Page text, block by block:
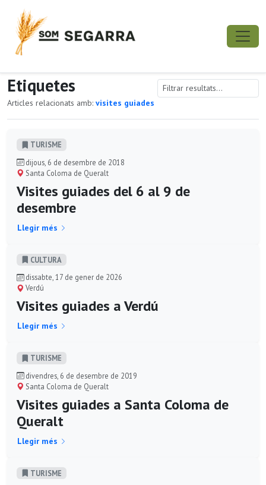
Etiquetes
Articles relacionats amb: visites guiades
TURISME
dijous, 6 de desembre de 2018
Santa Coloma de Queralt
Visites guiades del 6 al 9 de
desembre
Llegir més
CULTURA
dissabte, 17 de gener de 2026
Verdú
Visites guiades a Verdú
Llegir més
TURISME
divendres, 6 de desembre de 2019
Santa Coloma de Queralt
Visites guiades a Santa Coloma de
Queralt
Llegir més
TURISME